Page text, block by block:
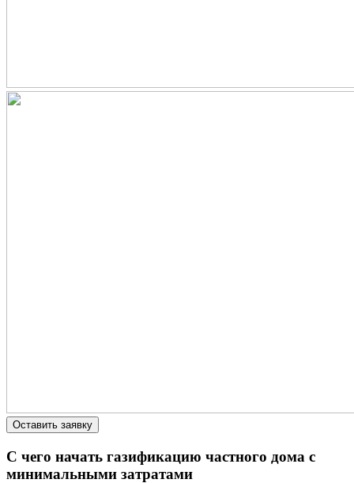
Оставить заявку
С чего начать газификацию частного дома с
минимальными затратами